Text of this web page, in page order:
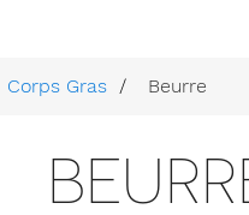
Corps Gras Beurre